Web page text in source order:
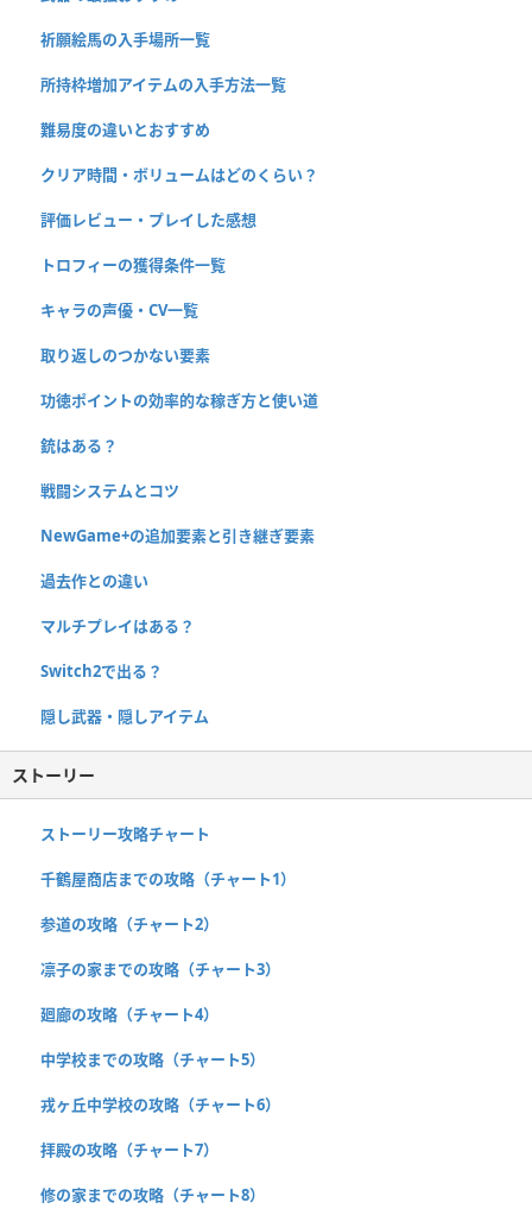
祈願絵馬の入手場所一覧
所持枠増加アイテムの入手方法一覧
難易度の違いとおすすめ
クリア時間・ボリュームはどのくらい？
評価レビュー・プレイした感想
トロフィーの獲得条件一覧
キャラの声優・CV一覧
取り返しのつかない要素
功徳ポイントの効率的な稼ぎ方と使い道
銃はある？
戦闘システムとコツ
NewGame+の追加要素と引き継ぎ要素
過去作との違い
マルチプレイはある？
Switch2で出る？
隠し武器・隠しアイテム
ストーリー
ストーリー攻略チャート
千鶴屋商店までの攻略（チャート1）
参道の攻略（チャート2）
凛子の家までの攻略（チャート3）
廻廊の攻略（チャート4）
中学校までの攻略（チャート5）
戎ヶ丘中学校の攻略（チャート6）
拝殿の攻略（チャート7）
修の家までの攻略（チャート8）